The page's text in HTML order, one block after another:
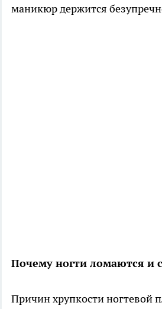
маникюр держится
Почему ногти ломаются и
Причин хрупкости ногтевой